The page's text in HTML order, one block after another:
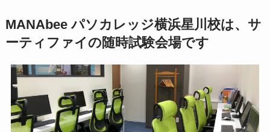
MANAbee パソカレッジ横浜星川校は、サ
ーティファイの随時試験会場です